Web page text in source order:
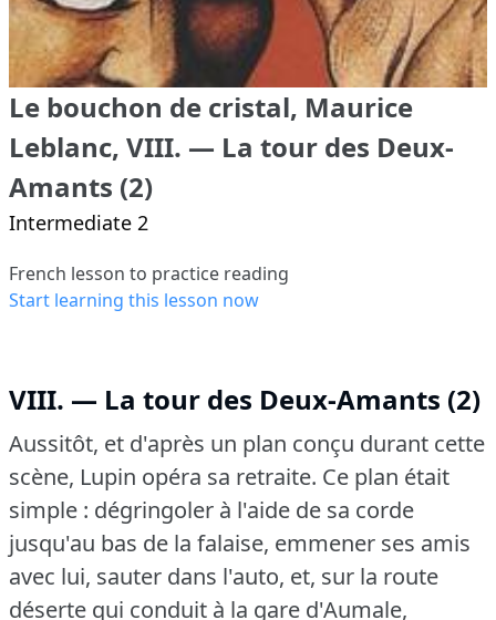
Le bouchon de cristal, Maurice
Leblanc, VIII. — La tour des Deux-
Amants (2)
Intermediate 2
French lesson to practice reading
Start learning this lesson now
VIII. — La tour des Deux-Amants (2)
Aussitôt, et d'après un plan conçu durant cette
scène, Lupin opéra sa retraite. Ce plan était
simple : dégringoler à l'aide de sa corde
jusqu'au bas de la falaise, emmener ses amis
avec lui, sauter dans l'auto, et, sur la route
déserte qui conduit à la gare d'Aumale,